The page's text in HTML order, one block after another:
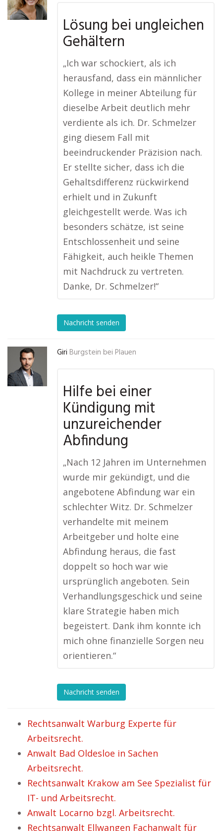
Lösung bei ungleichen
Gehältern
„Ich war schockiert, als ich
herausfand, dass ein männlicher
Kollege in meiner Abteilung für
dieselbe Arbeit deutlich mehr
verdiente als ich. Dr. Schmelzer
ging diesem Fall mit
beeindruckender Präzision nach.
Er stellte sicher, dass ich die
Gehaltsdifferenz rückwirkend
erhielt und in Zukunft
gleichgestellt werde. Was ich
besonders schätze, ist seine
Entschlossenheit und seine
Fähigkeit, auch heikle Themen
mit Nachdruck zu vertreten.
Danke, Dr. Schmelzer!“
Nachricht senden
Giri Burgstein bei Plauen
Hilfe bei einer
Kündigung mit
unzureichender
Abfindung
„Nach 12 Jahren im Unternehmen
wurde mir gekündigt, und die
angebotene Abfindung war ein
schlechter Witz. Dr. Schmelzer
verhandelte mit meinem
Arbeitgeber und holte eine
Abfindung heraus, die fast
doppelt so hoch war wie
ursprünglich angeboten. Sein
Verhandlungsgeschick und seine
klare Strategie haben mich
begeistert. Dank ihm konnte ich
mich ohne finanzielle Sorgen neu
orientieren.“
Nachricht senden
Rechtsanwalt Warburg Experte für
Arbeitsrecht.
Anwalt Bad Oldesloe in Sachen
Arbeitsrecht.
Rechtsanwalt Krakow am See Spezialist für
IT- und Arbeitsrecht.
Anwalt Locarno bzgl. Arbeitsrecht.
Rechtsanwalt Ellwangen Fachanwalt für